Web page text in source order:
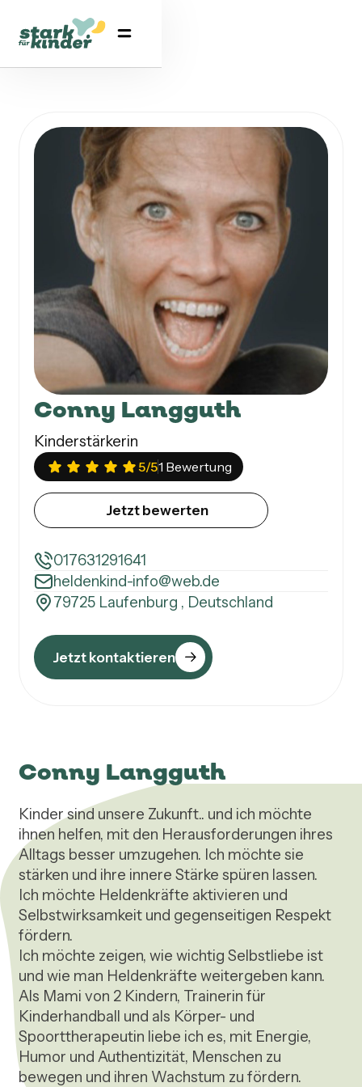
Conny Langguth
Kinderstärkerin
5/51 Bewertung
Jetzt bewerten
017631291641
heldenkind-info@web.de
79725 Laufenburg , Deutschland
Jetzt kontaktieren
Conny Langguth
Kinder sind unsere Zukunft.. und ich möchte
ihnen helfen, mit den Herausforderungen ihres
Alltags besser umzugehen. Ich möchte sie
stärken und ihre innere Stärke spüren lassen.
Ich möchte Heldenkräfte aktivieren und
Selbstwirksamkeit und gegenseitigen Respekt
fördern.
Ich möchte zeigen, wie wichtig Selbstliebe ist
und wie man Heldenkräfte weitergeben kann.
Als Mami von 2 Kindern, Trainerin für
Kinderhandball und als Körper- und
Spoorttherapeutin liebe ich es, mit Energie,
Humor und Authentizität, Menschen zu
bewegen und ihren Wachstum zu fördern.